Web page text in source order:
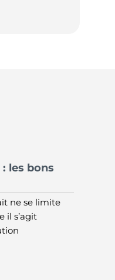
les bons
ne se limite
il s’agit